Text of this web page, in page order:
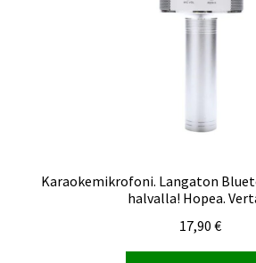
Karaokemikrofoni. Langaton
halvalla! Hopea.
17,90 €